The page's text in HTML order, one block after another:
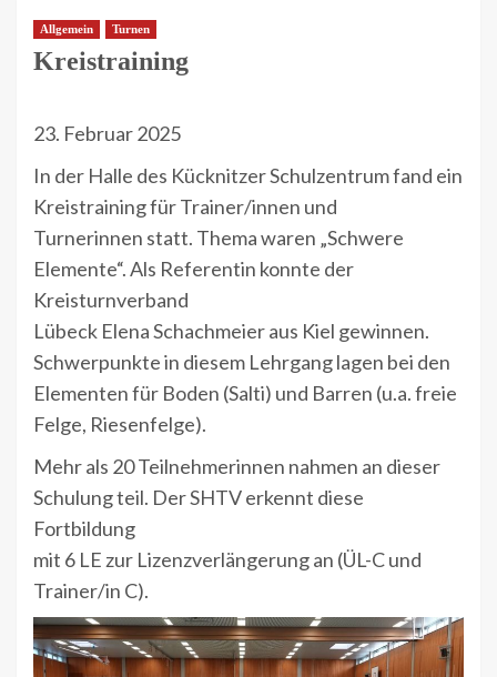
Allgemein Turnen
Kreistraining
23. Februar 2025
In der Halle des Kücknitzer Schulzentrum fand ein
Kreistraining für Trainer/innen und
Turnerinnen statt. Thema waren „Schwere
Elemente“. Als Referentin konnte der
Kreisturnverband
Lübeck Elena Schachmeier aus Kiel gewinnen.
Schwerpunkte in diesem Lehrgang lagen bei den
Elementen für Boden (Salti) und Barren (u.a. freie
Felge, Riesenfelge).
Mehr als 20 Teilnehmerinnen nahmen an dieser
Schulung teil. Der SHTV erkennt diese
Fortbildung
mit 6 LE zur Lizenzverlängerung an (ÜL-C und
Trainer/in C).